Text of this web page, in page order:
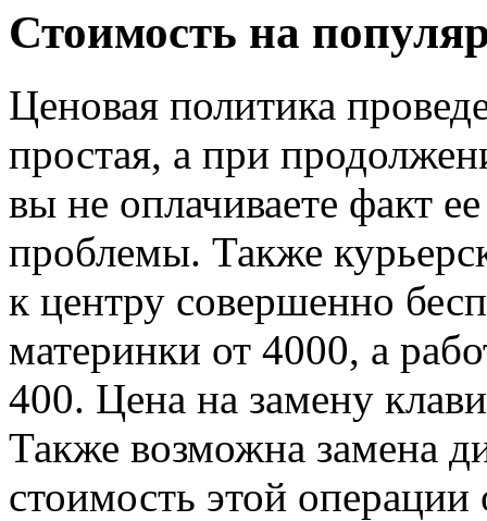
Стоимость на
Ценовая политика
простая, а при
вы не оплачиваете факт
проблемы. Также
к центру совершенно
материнки от 4000, а
400. Цена на замену
Также возможна замена
стоимость этой операции